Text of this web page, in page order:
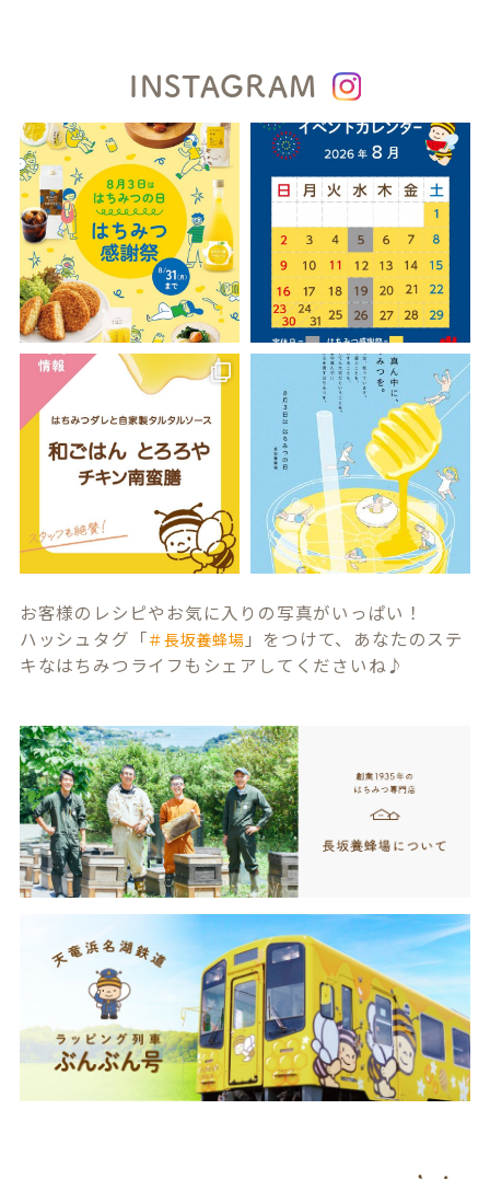
INSTAGRAM
お客様のレシピやお気に入りの写真がいっぱい！
ハッシュタグ「＃長坂養蜂場 」をつけて、あなたのステ
キなはちみつライフもシェアしてくださいね♪